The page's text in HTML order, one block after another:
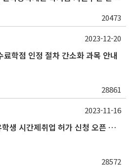
20473
료학점 인정 절차 간소화 과목 안내
28861
2023-12-20
학생정보시스템 내 유학생 시간제취업 허가 신청 오픈 안내
28572
2023-11-16